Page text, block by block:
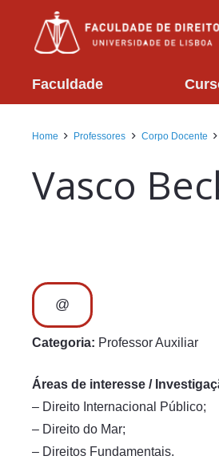
Faculdade
Home Professores Corpo Docente
Vasco
@
Categoria: Professor Auxiliar
Áreas de interesse /
– Direito Internacional Público;
– Direito do Mar;
– Direitos Fundamentais.